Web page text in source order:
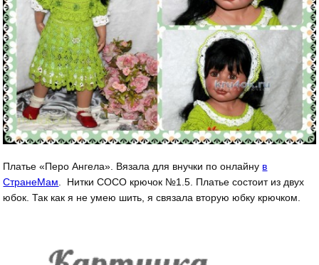
Платье «Перо Ангела». Вязала для внучки по онлайну в
СтранеМам. Нитки СОСО крючок №1.5. Платье состоит из двух
юбок. Так как я не умею шить, я связала вторую юбку крючком.